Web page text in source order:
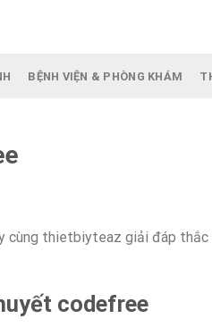
BỆNH VIỆN & PHÒNG KHÁM
cùng thietbiyteaz giải đáp thắc
codefree